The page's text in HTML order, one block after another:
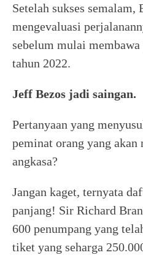
Setelah sukses semalam,
mengevaluasi
sebelum mulai
tahun 2022.
Jeff Bezos jadi saingan.
Pertanyaan yang
peminat orang yang akan
angkasa?
Jangan kaget, ternyata
panjang! Sir Richard
600 penumpang yang
tiket yang seharga